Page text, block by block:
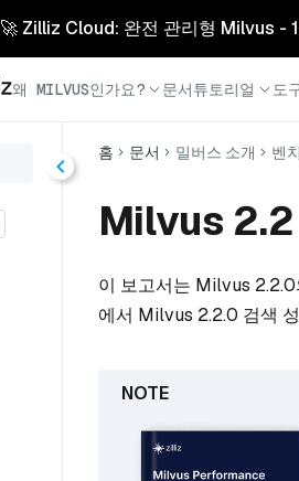
🚀 Zilliz Cloud: 완전 관리형 Milvus -
왜 MILVUS인가요? 문서튜토리얼 도
홈 문서 밀버스 소개 벤
Milvus 2.2
이 보고서는 Milvus
에서 Milvus 2.2.0 검색